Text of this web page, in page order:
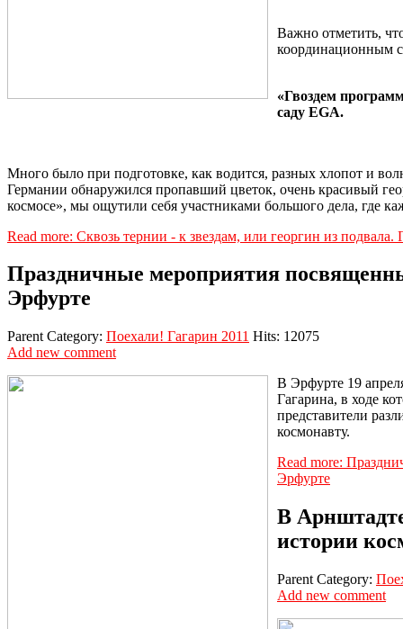
Важно отметить,
координационным
«Гвоздем
саду EGA.
Много было при подготовке, как водится, разных хлопот и
Германии обнаружился пропавший цветок, очень красивый
космосе», мы ощутили себя участниками большого дела, где
Read more: Сквозь тернии - к звездам, или георгин из
Праздничные мероприятия
Эрфурте
Parent Category: Поехали! Гагарин 2011 Hits: 12075
Add new comment
В Эрфурте 19
Гагарина, в ходе
представители
космонавту.
Read more:
Эрфурте
В
истории
Parent Category:
Add new comment